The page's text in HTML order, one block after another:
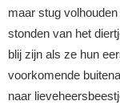
maar stug
stonden van het
blij zijn als ze hun
voorkomende
naar